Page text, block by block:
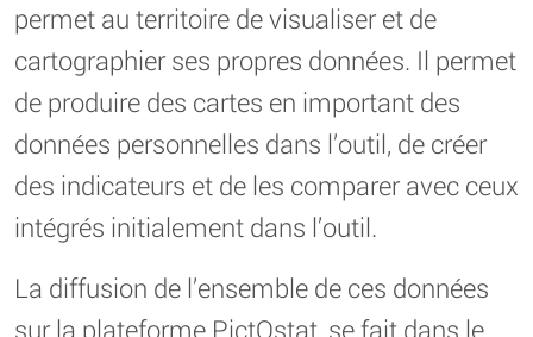
permet au territoire de visualiser et de
cartographier ses propres données. Il permet
de produire des cartes en important des
données personnelles dans l’outil, de créer
des indicateurs et de les comparer avec ceux
intégrés initialement dans l’outil.
La diffusion de l’ensemble de ces données
sur la plateforme PictOstat, se fait dans le